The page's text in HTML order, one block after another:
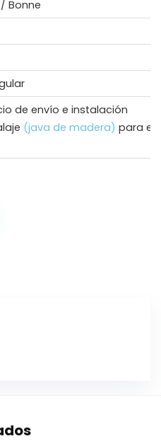
Bonne
de envío e instalación
(java de madera) para